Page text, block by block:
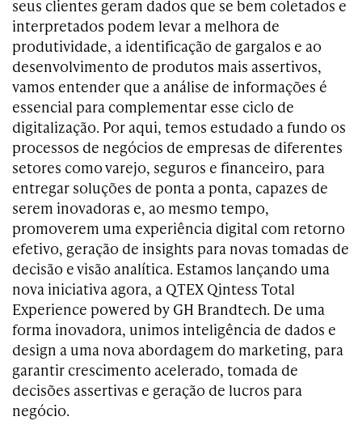
seus clientes geram dados que se bem coletados e
interpretados podem levar a melhora de
produtividade, a identificação de gargalos e ao
desenvolvimento de produtos mais assertivos,
vamos entender que a análise de informações é
essencial para complementar esse ciclo de
digitalização. Por aqui, temos estudado a fundo os
processos de negócios de empresas de diferentes
setores como varejo, seguros e financeiro, para
entregar soluções de ponta a ponta, capazes de
serem inovadoras e, ao mesmo tempo,
promoverem uma experiência digital com retorno
efetivo, geração de insights para novas tomadas de
decisão e visão analítica. Estamos lançando uma
nova iniciativa agora, a QTEX Qintess Total
Experience powered by GH Brandtech. De uma
forma inovadora, unimos inteligência de dados e
design a uma nova abordagem do marketing, para
garantir crescimento acelerado, tomada de
decisões assertivas e geração de lucros para
negócio.